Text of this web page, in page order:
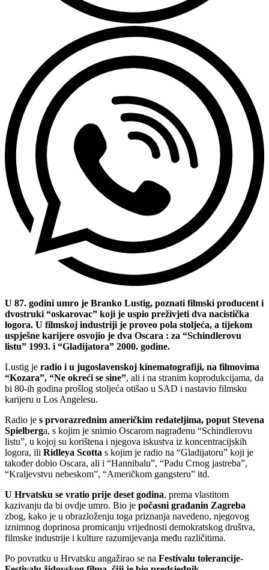
U 87. godini umro je Branko Lustig, poznati filmski producent i
dvostruki “oskarovac” koji je uspio preživjeti dva nacistička
logora. U filmskoj industriji je proveo pola stoljeća, a tijekom
uspješne karijere osvojio je dva Oscara : za “Schindlerovu
listu” 1993. i “Gladijatora” 2000. godine.
Lustig je radio i u jugoslavenskoj kinematografiji, na filmovima
“Kozara”, “Ne okreći se sine”, ali i na stranim koprodukcijama, da
bi 80-ih godina prošlog stoljeća otišao u SAD i nastavio filmsku
karijeru u Los Angelesu.
Radio je s prvorazrednim američkim redateljima, poput Stevena
Spielberga, s kojim je snimio Oscarom nagrađenu “Schindlerovu
listu”, u kojoj su korištena i njegova iskustva iz koncentracijskih
logora, ili Ridleya Scotta s kojim je radio na “Gladijatoru” koji je
također dobio Oscara, ali i “Hannibalu”, “Padu Crnog jastreba”,
“Kraljevstvu nebeskom”, “Američkom gangsteru” itd.
U Hrvatsku se vratio prije deset godina, prema vlastitom
kazivanju da bi ovdje umro. Bio je počasni građanin Zagreba
zbog, kako je u obrazloženju toga priznanja navedeno, njegovog
iznimnog doprinosa promicanju vrijednosti demokratskog društva,
filmske industrije i kulture razumijevanja među različitima.
Po povratku u Hrvatsku angažirao se na Festivalu tolerancije-